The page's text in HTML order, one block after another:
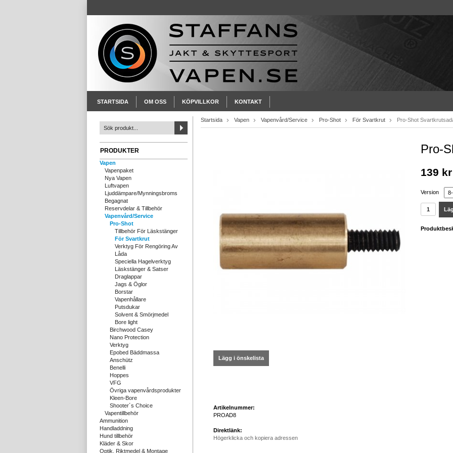
STARTSIDA OM OSS KÖPVILLKOR KONTAKT
PRODUKTER
Vapen
Vapenpaket
Nya Vapen
Luftvapen
Ljuddämpare/Mynningsbroms
Begagnat
Reservdelar & Tillbehör
Vapenvård/Service
Pro-Shot
Tillbehör För Läskstänger
För Svartkrut
Verktyg För Rengöring Av
Låda
Speciella Hagelverktyg
Läskstänger & Satser
Draglappar
Jags & Öglor
Borstar
Vapenhållare
Putsdukar
Solvent & Smörjmedel
Bore light
Birchwood Casey
Nano Protection
Verktyg
Epobed Bäddmassa
Anschütz
Benelli
Hoppes
VFG
Övriga vapenvårdsprodukter
Kleen-Bore
Shooter´s Choice
Vapentillbehör
Ammunition
Handladdning
Hund tillbehör
Kläder & Skor
Optik, Riktmedel & Montage
Startsida Vapen Vapenvård/Service Pro-Shot För Svartkrut Pro-Shot
Lägg i önskelista
Artikelnummer:
PROAD8
Direktlänk:
Högerklicka och kopiera adressen
Pro-
139 kr
Version